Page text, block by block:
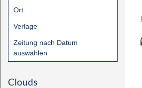
Ort
Verlage
Zeitung nach Datum
auswählen
Clouds